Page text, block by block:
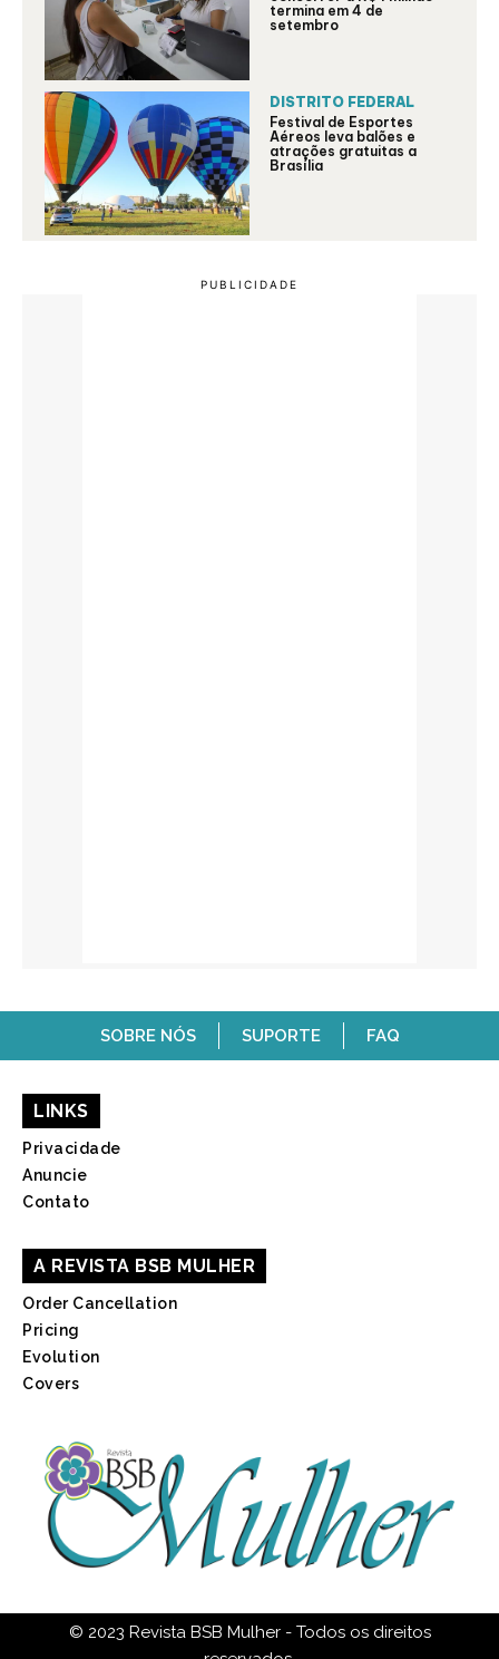
termina em 4 de
setembro
DISTRITO FEDERAL
Festival de Esportes
Aéreos leva balões e
atrações gratuitas a
Brasília
SOBRE NÓS SUPORTE FAQ
LINKS
Privacidade
Anuncie
Contato
A REVISTA BSB MULHER
Order Cancellation
Pricing
Evolution
Covers
© 2023 Revista BSB Mulher - Todos os direitos